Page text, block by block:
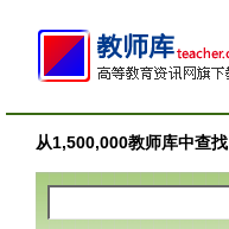
从1,500,000教师库中查